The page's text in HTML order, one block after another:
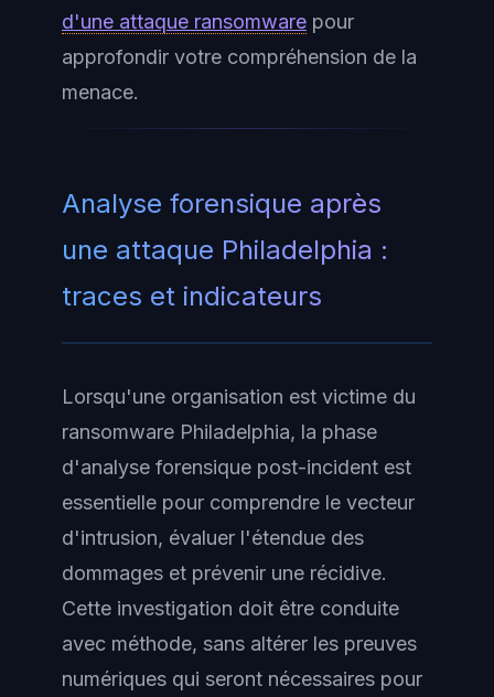
d'une attaque ransomware pour
approfondir votre compréhension de la
menace.
Analyse forensique après
une attaque Philadelphia :
traces et indicateurs
Lorsqu'une organisation est victime du
ransomware Philadelphia, la phase
d'analyse forensique post-incident est
essentielle pour comprendre le vecteur
d'intrusion, évaluer l'étendue des
dommages et prévenir une récidive.
Cette investigation doit être conduite
avec méthode, sans altérer les preuves
numériques qui seront nécessaires pour